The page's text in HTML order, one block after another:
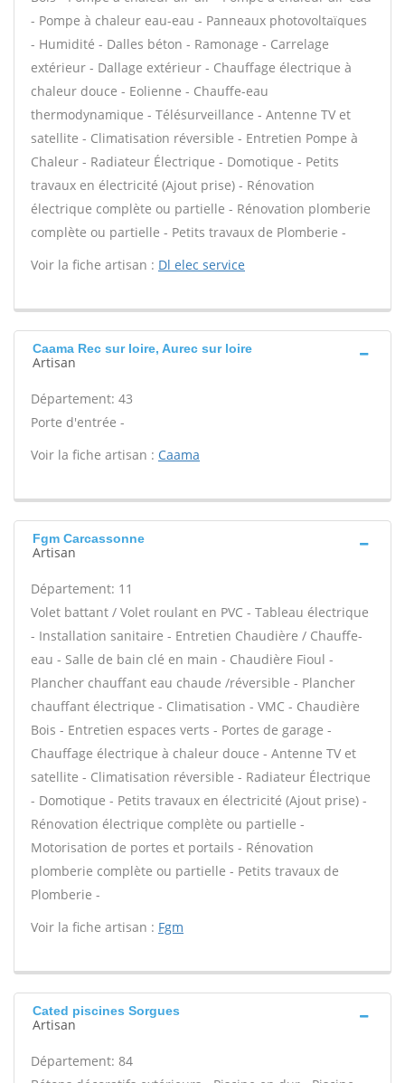
- Pompe à chaleur eau-eau - Panneaux photovoltaïques
- Humidité - Dalles béton - Ramonage - Carrelage
extérieur - Dallage extérieur - Chauffage électrique à
chaleur douce - Eolienne - Chauffe-eau
thermodynamique - Télésurveillance - Antenne TV et
satellite - Climatisation réversible - Entretien Pompe à
Chaleur - Radiateur Électrique - Domotique - Petits
travaux en électricité (Ajout prise) - Rénovation
électrique complète ou partielle - Rénovation plomberie
complète ou partielle - Petits travaux de Plomberie -
Voir la fiche artisan : Dl elec service
Caama Rec sur loire, Aurec sur loire
Artisan
Département: 43
Porte d'entrée -
Voir la fiche artisan : Caama
Fgm Carcassonne
Artisan
Département: 11
Volet battant / Volet roulant en PVC - Tableau électrique
- Installation sanitaire - Entretien Chaudière / Chauffe-
eau - Salle de bain clé en main - Chaudière Fioul -
Plancher chauffant eau chaude /réversible - Plancher
chauffant électrique - Climatisation - VMC - Chaudière
Bois - Entretien espaces verts - Portes de garage -
Chauffage électrique à chaleur douce - Antenne TV et
satellite - Climatisation réversible - Radiateur Électrique
- Domotique - Petits travaux en électricité (Ajout prise) -
Rénovation électrique complète ou partielle -
Motorisation de portes et portails - Rénovation
plomberie complète ou partielle - Petits travaux de
Plomberie -
Voir la fiche artisan : Fgm
Cated piscines Sorgues
Artisan
Département: 84